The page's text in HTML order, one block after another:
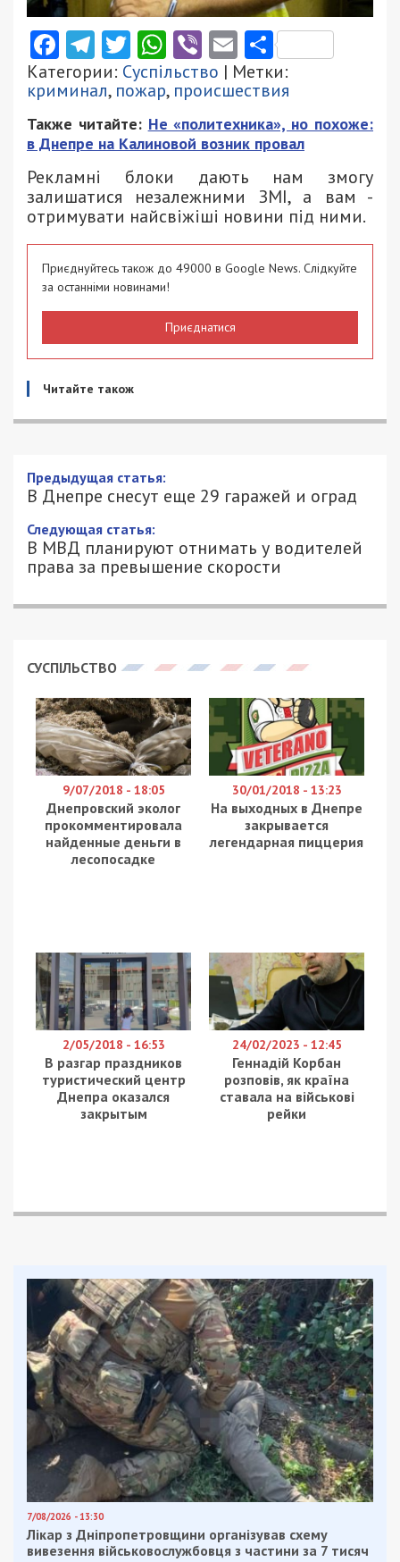
Facebook
Telegram
Twitter
WhatsApp
ViberEmail
Категории: Суспільство | Метки:
криминал, пожар, происшествия
Также читайте: Не «политехника», но похоже:
в Днепре на Калиновой возник провал
Рекламні блоки дають нам змогу
залишатися незалежними ЗМІ, а вам -
отримувати найсвіжіші новини під ними.
Приєднуйтесь також до 49000 в Google News. Слідкуйте
за останніми новинами!
Приєднатися
Читайте також
Предыдущая статья:
В Днепре снесут еще 29 гаражей и оград
Следующая статья:
В МВД планируют отнимать у водителей
права за превышение скорости
СУСПІЛЬСТВО
9/07/2018 - 18:05
Днепровский эколог
прокомментировала
найденные деньги в
лесопосадке
30/01/2018 - 13:23
На выходных в Днепре
закрывается
легендарная пиццерия
2/05/2018 - 16:53
В разгар праздников
туристический центр
Днепра оказался
закрытым
24/02/2023 - 12:45
Геннадій Корбан
розповів, як країна
ставала на військові
рейки
7/08/2026 - 13:30
Лікар з Дніпропетровщини організував схему
вивезення військовослужбовця з частини за 7 тисяч